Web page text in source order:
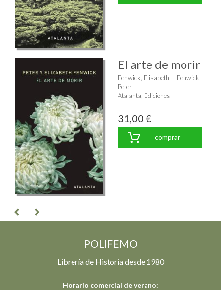
El arte de morir
Fenwick, Elisabeth;
Fenwick,
Peter
Atalanta, Ediciones
31,00 €
comprar
POLIFEMO
Librería de Historia desde 1980
Horario comercial de verano: